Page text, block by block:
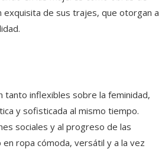
exquisita de sus trajes, que otorgan a
tanto inflexibles sobre la feminidad,
y sofisticada al mismo tiempo.
sociales y al progreso de las
ropa cómoda, versátil y a la vez